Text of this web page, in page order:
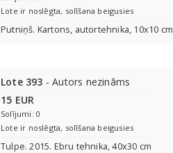
Lote ir noslēgta, solīšana beigusies
Putniņš. Kartons, autortehnika, 10x10 cm
Lote 393 - Autors nezināms
15 EUR
Solījumi: 0
Lote ir noslēgta, solīšana beigusies
Tulpe. 2015. Ebru tehnika, 40x30 cm